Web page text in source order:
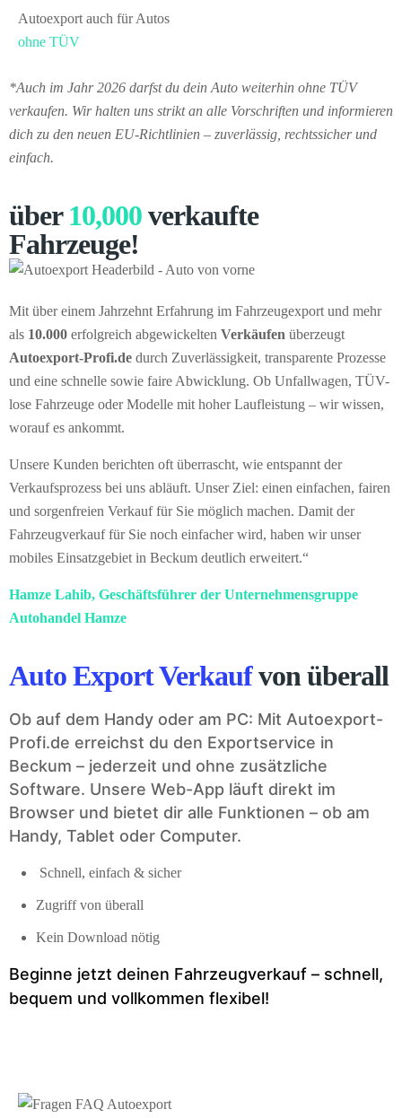
Autoexport auch für Autos
ohne TÜV
*Auch im Jahr 2026 darfst du dein Auto weiterhin ohne TÜV
verkaufen. Wir halten uns strikt an alle Vorschriften und informieren
dich zu den neuen EU-Richtlinien – zuverlässig, rechtssicher und
einfach.
über10,000verkaufte
Fahrzeuge!
Mit über einem Jahrzehnt Erfahrung im Fahrzeugexport und mehr
als 10.000 erfolgreich abgewickelten Verkäufen überzeugt
Autoexport-Profi.de durch Zuverlässigkeit, transparente Prozesse
und eine schnelle sowie faire Abwicklung. Ob Unfallwagen, TÜV-
lose Fahrzeuge oder Modelle mit hoher Laufleistung – wir wissen,
worauf es ankommt.
Unsere Kunden berichten oft überrascht, wie entspannt der
Verkaufsprozess bei uns abläuft. Unser Ziel: einen einfachen, fairen
und sorgenfreien Verkauf für Sie möglich machen. Damit der
Fahrzeugverkauf für Sie noch einfacher wird, haben wir unser
mobiles Einsatzgebiet in Beckum deutlich erweitert.“
Hamze Lahib, Geschäftsführer der Unternehmensgruppe
Autohandel Hamze
Auto Export Verkaufvon überall
Ob auf dem Handy oder am PC: Mit Autoexport-
Profi.de erreichst du den Exportservice in
Beckum – jederzeit und ohne zusätzliche
Software. Unsere Web-App läuft direkt im
Browser und bietet dir alle Funktionen – ob am
Handy, Tablet oder Computer.
Schnell, einfach & sicher
Zugriff von überall
Kein Download nötig
Beginne jetzt deinen Fahrzeugverkauf – schnell,
bequem und vollkommen flexibel!